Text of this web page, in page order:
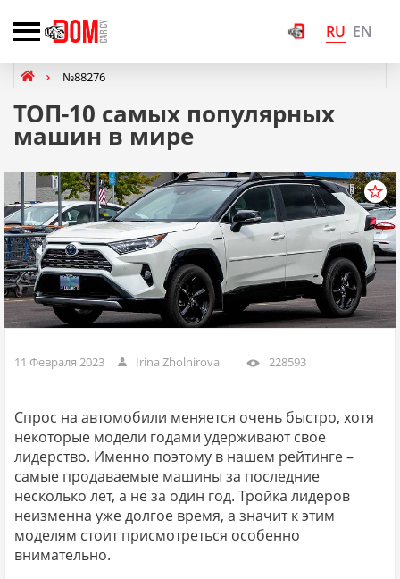
RU EN
№88276
ТОП-10 самых популярных
машин в мире
11 Февраля 2023 Irina Zholnirova 228593
Спрос на автомобили меняется очень быстро, хотя
некоторые модели годами удерживают свое
лидерство. Именно поэтому в нашем рейтинге –
самые продаваемые машины за последние
несколько лет, а не за один год. Тройка лидеров
неизменна уже долгое время, а значит к этим
моделям стоит присмотреться особенно
внимательно.